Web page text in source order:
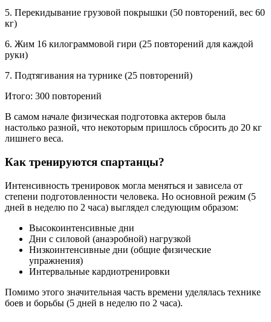
5. Перекидывание грузовой покрышки (50 повторений, вес 60
кг)
6. Жим 16 килограммовой гири (25 повторений для каждой
руки)
7. Подтягивания на турнике (25 повторений)
Итого: 300 повторений
В самом начале физическая подготовка актеров была
настолько разной, что некоторым пришлось сбросить до 20 кг
лишнего веса.
Как тренируются спартанцы?
Интенсивность тренировок могла меняться и зависела от
степени подготовленности человека. Но основной режим (5
дней в неделю по 2 часа) выглядел следующим образом:
Высокоинтенсивные дни
Дни с силовой (анаэробной) нагрузкой
Низкоинтенсивные дни (общие физические
упражнения)
Интервальные кардиотренировки
Помимо этого значительная часть времени уделялась технике
боев и борьбы (5 дней в неделю по 2 часа).